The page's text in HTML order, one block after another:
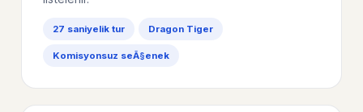
27 saniyelik tur Dragon Tiger
Komisyonsuz seÃ§enek